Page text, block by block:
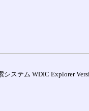
システム WDIC Explorer